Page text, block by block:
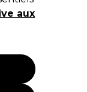
OFFRE
aux